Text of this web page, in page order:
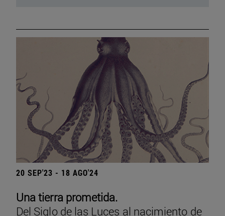
20 SEP'23 - 18 AGO'24
Una tierra prometida.
Del Siglo de las Luces al nacimiento de